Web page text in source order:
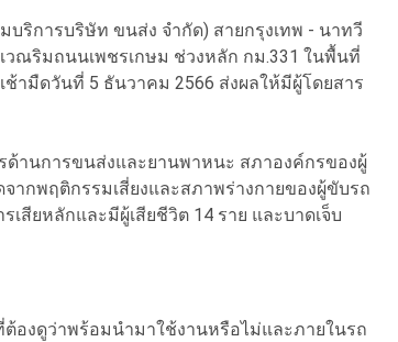
ริการบริษัท ขนส่ง จำกัด) สายกรุงเทพ - นาทวี
ณริมถนนเพชรเกษม ช่วงหลัก กม.331 ในพื้นที่
ามืดวันที่ 5 ธันวาคม 2566 ส่งผลให้มีผู้โดยสาร
านการขนส่งและยานพาหนะ สภาองค์กรของผู้
ากพฤติกรรมเสี่ยงและสภาพร่างกายของผู้ขับรถ
สียหลักและมีผู้เสียชีวิต 14 ราย และบาดเจ็บ
ต้องดูว่าพร้อมนำมาใช้งานหรือไม่และภายในรถ